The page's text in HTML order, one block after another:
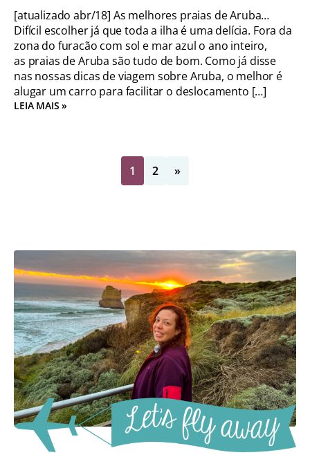
[atualizado abr/18] As melhores praias de Aruba…
Difícil escolher já que toda a ilha é uma delícia. Fora da
zona do furacão com sol e mar azul o ano inteiro,
as praias de Aruba são tudo de bom. Como já disse
nas nossas dicas de viagem sobre Aruba, o melhor é
alugar um carro para facilitar o deslocamento […]
LEIA MAIS »
1 2 »